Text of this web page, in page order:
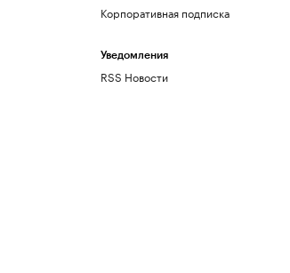
Корпоративная подписка
Уведомления
RSS Новости